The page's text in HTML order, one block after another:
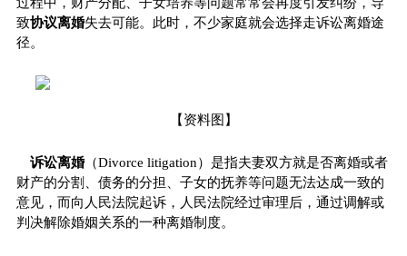
致协议离婚失去可能。此时，不少家庭就会选择走诉讼离婚途
径。
【资料图】
诉讼离婚（Divorce litigation）是指夫妻双方就是否离婚或者
财产的分割、债务的分担、子女的抚养等问题无法达成一致的
意见，而向人民法院起诉，人民法院经过审理后，通过调解或
判决解除婚姻关系的一种离婚制度。